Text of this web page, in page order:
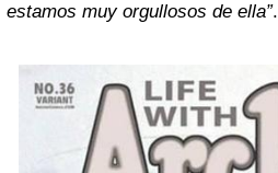
estamos muy orgullosos de ella”.